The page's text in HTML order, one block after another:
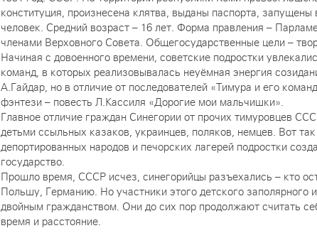
конституция, произнесена клятва, выданы паспорта,
человек. Средний возраст – 16 лет. Форма правления –
членами Верховного Совета. Общегосударственные цели –
Начиная с довоенного времени, советские подростки
команд, в которых реализовывалась неуёмная энергия
А.Гайдар, но в отличие от последователей «Тимура и его
фэнтези – повесть Л.Кассиля «Дорогие мои мальчишки».
Главное отличие граждан Синегории от прочих тимуровцев
детьми ссыльных казаков, украинцев, поляков, немцев. Вот
депортированных народов и печорских лагерей подростки
государство.
Прошло время, СССР исчез, синегорийцы разъехались – кто
Польшу, Германию. Но участники этого детского заполярного
двойным гражданством. Они до сих пор продолжают считать
время и расстояние.